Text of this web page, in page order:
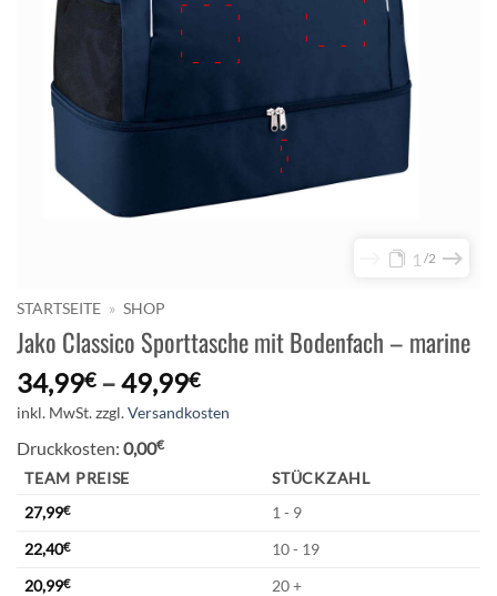
1 2
STARTSEITE » SHOP
Jako Classico Sporttasche mit Bodenfach – marine
34,99€–49,99€
inkl. MwSt.zzgl.Versandkosten
Druckkosten: 0,00€
TEAM PREISE
STÜCKZAHL
27,99€
1 - 9
22,40€
10 - 19
20,99€ 20 +